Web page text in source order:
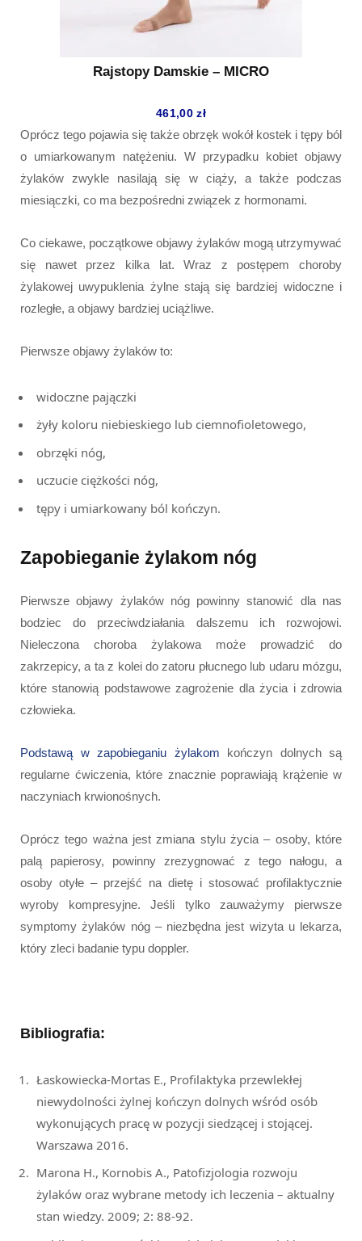
Rajstopy Damskie – MICRO
461,00zł
Oprócz tego pojawia się także obrzęk wokół kostek i tępy ból
o umiarkowanym natężeniu. W przypadku kobiet objawy
żylaków zwykle nasilają się w ciąży, a także podczas
miesiączki, co ma bezpośredni związek z hormonami.
Co ciekawe, początkowe objawy żylaków mogą utrzymywać
się nawet przez kilka lat. Wraz z postępem choroby
żylakowej uwypuklenia żylne stają się bardziej widoczne i
rozległe, a objawy bardziej uciążliwe.
Pierwsze objawy żylaków to:
widoczne pajączki
żyły koloru niebieskiego lub ciemnofioletowego,
obrzęki nóg,
uczucie ciężkości nóg,
tępy i umiarkowany ból kończyn.
Zapobieganie żylakom nóg
Pierwsze objawy żylaków nóg powinny stanowić dla nas
bodziec do przeciwdziałania dalszemu ich rozwojowi.
Nieleczona choroba żylakowa może prowadzić do
zakrzepicy, a ta z kolei do zatoru płucnego lub udaru mózgu,
które stanowią podstawowe zagrożenie dla życia i zdrowia
człowieka.
Podstawą w zapobieganiu żylakom kończyn dolnych są
regularne ćwiczenia, które znacznie poprawiają krążenie w
naczyniach krwionośnych.
Oprócz tego ważna jest zmiana stylu życia – osoby, które
palą papierosy, powinny zrezygnować z tego nałogu, a
osoby otyłe – przejść na dietę i stosować profilaktycznie
wyroby kompresyjne. Jeśli tylko zauważymy pierwsze
symptomy żylaków nóg – niezbędna jest wizyta u lekarza,
który zleci badanie typu doppler.
Bibliografia:
Łaskowiecka-Mortas E., Profilaktyka przewlekłej
niewydolności żylnej kończyn dolnych wśród osób
wykonujących pracę w pozycji siedzącej i stojącej.
Warszawa 2016.
Marona H., Kornobis A., Patofizjologia rozwoju
żylaków oraz wybrane metody ich leczenia – aktualny
stan wiedzy. 2009; 2: 88-92.